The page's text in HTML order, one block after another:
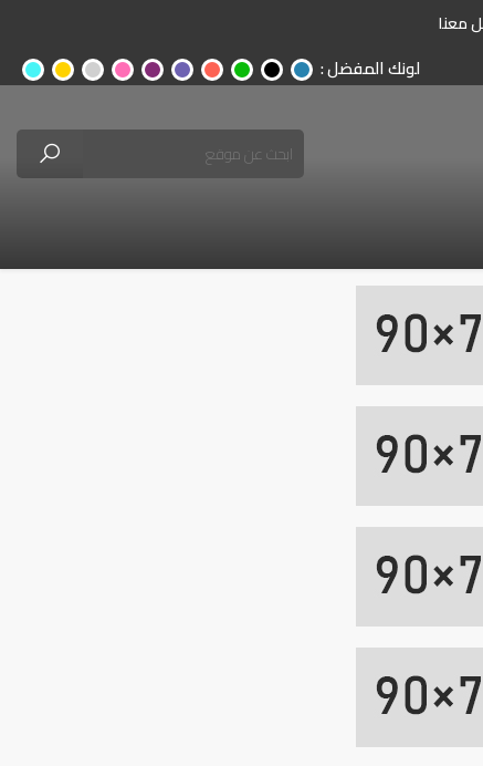
معنا
لونك المفضل :